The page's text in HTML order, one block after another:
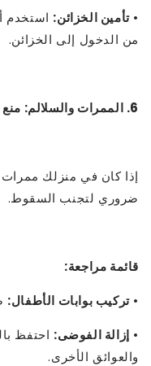
تأمين الخزائن:استخدم
من الدخول إلى الخزائن.
6. الممرات والسلالم: منع السقوط
إذا كان في منزلك ممرات
ضروري لتجنب السقوط.
قائمة مراجعة:
تركيب بوابات الأطفال:
إزالة الفوضى:احتفظ
والعوائق الأخرى.